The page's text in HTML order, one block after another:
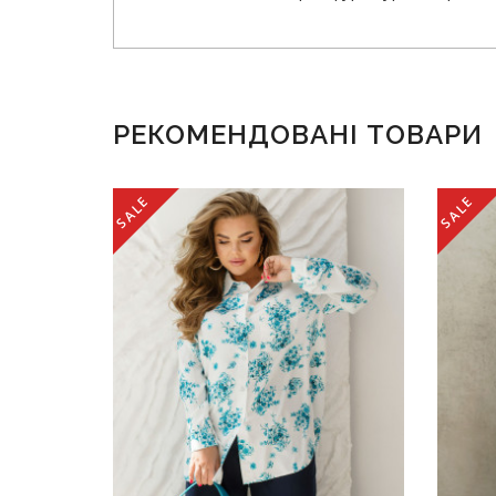
РЕКОМЕНДОВАНІ ТОВАРИ
SALE SALE